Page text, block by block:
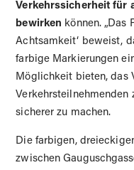
Verkehrssicherheit für
bewirken können. „Das
Achtsamkeit‘ beweist,
farbige Markierungen
Möglichkeit bieten, das
Verkehrsteilnehmenden
sicherer zu machen.
Die farbigen,
zwischen